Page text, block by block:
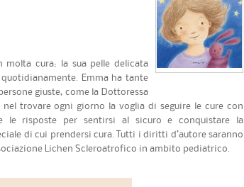
molta cura: la sua pelle delicata
Emma ha tante
giuste, come la Dottoressa
trovare ogni giorno la voglia di seguire le cure con
le risposte per sentirsi al sicuro e conquistare la
di cui prendersi cura. Tutti i diritti d’autore saranno
Lichen Scleroatrofico in ambito pediatrico.